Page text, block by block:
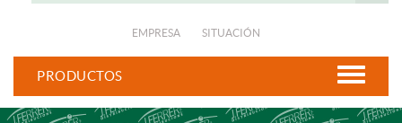
EMPRESA SITUACIÓN
PRODUCTOS